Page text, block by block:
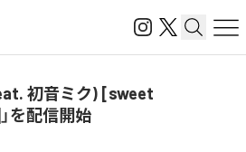
初音ミク) [sweet
を配信開始